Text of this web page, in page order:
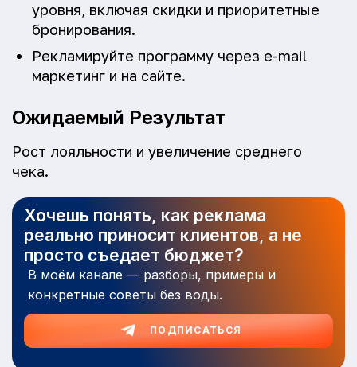
уровня, включая скидки и приоритетные
бронирования.
Рекламируйте программу через e-mail
маркетинг и на сайте.
Ожидаемый Результат
Рост лояльности и увеличение среднего
чека.
Хочешь понять, как реклама
реально приносит клиентов, а не
просто съедает бюджет?
В моём канале — разборы, примеры и
конкретные советы без воды.
ПОДПИСАТЬСЯ